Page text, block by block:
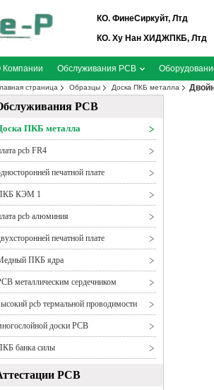
КО. ФинеСиркуйт, Лтд
КО. Ху Нан ХИДЖПКБ, Лтд
Компании Обслуживания PCB
страница Образцы Доска ПКБ металла
PCB
ПКБ металла
pcb FR4
печатной плате
КЭМ 1
pcb алюминия
печатной плате
ПКБ ядра
металлическим сердечником
pcb термальной проводимости
доски PCB
банка силы
PCB